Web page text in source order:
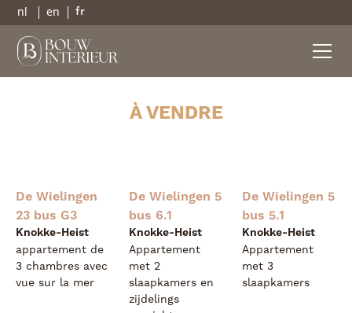
nl en fr
À VENDRE
De Wielingen
23 bus G3
Knokke-Heist
appartement de
3 chambres avec
vue sur la mer
De Wielingen 5
bus 6.1
Knokke-Heist
Appartement
met 2
slaapkamers en
zijdelings
De Wielingen 5
bus 5.1
Knokke-Heist
Appartement
met 3
slaapkamers